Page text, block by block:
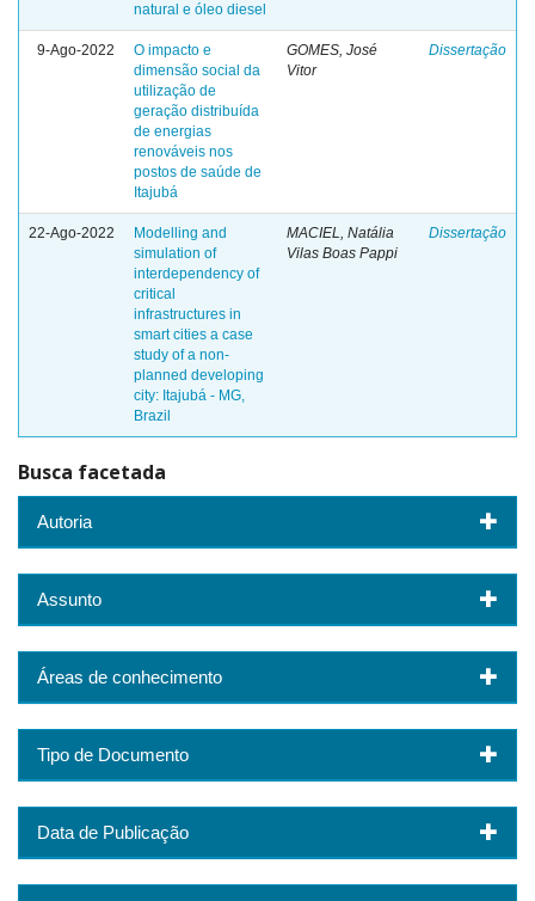
natural e óleo diesel
9-Ago-2022
O impacto e
dimensão social da
utilização de
geração distribuída
de energias
renováveis nos
postos de saúde de
Itajubá
GOMES, José
Vitor
Dissertação
22-Ago-2022
Modelling and
simulation of
interdependency of
critical
infrastructures in
smart cities a case
study of a non-
planned developing
city: Itajubá - MG,
Brazil
MACIEL, Natália
Vilas Boas Pappi
Dissertação
Busca facetada
Autoria
Assunto
Áreas de conhecimento
Tipo de Documento
Data de Publicação